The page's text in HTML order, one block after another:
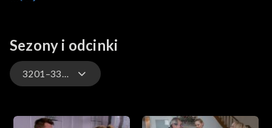
Sezony i odcinki
3201–3300